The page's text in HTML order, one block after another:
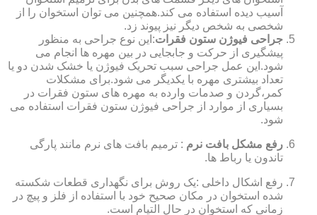
آسیب دیده استفاده می کند.همچنین می توان استخوان را از
شخصی به شخص دیگر نیز پیوند زد.
جراحی فیوژن ستون فقرات:این نوع جراحی به منظور
پیشگیری از حرکت و جابجایی در بین مهره ها انجام می
شود.این عمل جراحی سبب تحریک فیوژن یا خشک شدن دو یا
تعداد بیشتری مهره با یکدیگر می شود.برای مشکلات
کمر،گردن و صدمات وارده به مهره های ستون فقرات در
بسیاری از موارد از جراحی فیوژن ستون فقرات استفاده می
شود.
رفع مشکل بافت نرم : ترمیم بافت های نرم مانند پارگی
تاندون یا رباط ها.
رفع اشکال داخلی :یک روش برای نگهداری قطعات شکسته
شده استخوان در مکان صحیح خود با استفاده از فلز و پیچ در
زمانی که استخوان در حال التیام است.